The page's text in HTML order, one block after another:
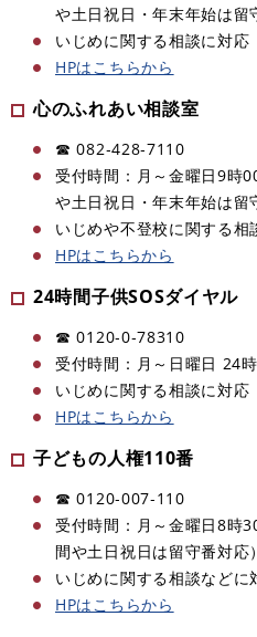
や土日祝日・年末年始は留
いじめに関する相談に対応
HPはこちらから
心のふれあい相談室
☎ 082‐428‐7110
受付時間：月～金曜日9時
や土日祝日・年末年始は留
いじめや不登校に関する相
HPはこちらから
24時間子供SOSダイヤル
☎ 0120‐0‐78310
受付時間：月～日曜日 24
いじめに関する相談に対応
HPはこちらから
子どもの人権110番
☎ 0120‐007‐110
受付時間：月～金曜日8時
間や土日祝日は留守番対応）
いじめに関する相談などに
HPはこちらから